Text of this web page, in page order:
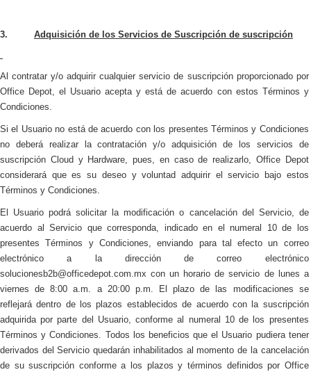
3. Adquisición de los Servicios de Suscripción de suscripción
Al contratar y/o adquirir cualquier servicio de suscripción proporcionado por
Office Depot, el Usuario acepta y está de acuerdo con estos Términos y
Condiciones.
Si el Usuario no está de acuerdo con los presentes Términos y Condiciones
no deberá realizar la contratación y/o adquisición de los servicios de
suscripción Cloud y Hardware, pues, en caso de realizarlo, Office Depot
considerará que es su deseo y voluntad adquirir el servicio bajo estos
Términos y Condiciones.
El Usuario podrá solicitar la modificación o cancelación del Servicio, de
acuerdo al Servicio que corresponda, indicado en el numeral 10 de los
presentes Términos y Condiciones, enviando para tal efecto un correo
electrónico a la dirección de correo electrónico
solucionesb2b@officedepot.com.mx con un horario de servicio de lunes a
viernes de 8:00 a.m. a 20:00 p.m. El plazo de las modificaciones se
reflejará dentro de los plazos establecidos de acuerdo con la suscripción
adquirida por parte del Usuario, conforme al numeral 10 de los presentes
Términos y Condiciones. Todos los beneficios que el Usuario pudiera tener
derivados del Servicio quedarán inhabilitados al momento de la cancelación
de su suscripción conforme a los plazos y términos definidos por Office